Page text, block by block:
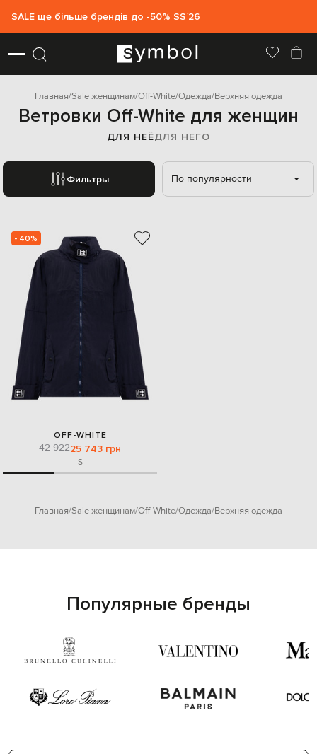
SALE ще більше брендів до -50% SS`26
Главная Sale женщинам Off-White Одежда Верхняя одежда
Ветровки Off-White для женщин
ДЛЯ НЕЁДЛЯ НЕГО
Фильтры По популярности
- 40%
OFF-WHITE
42 92225 743 грн
S
Главная Sale женщинам Off-White Одежда Верхняя одежда
Популярные бренды